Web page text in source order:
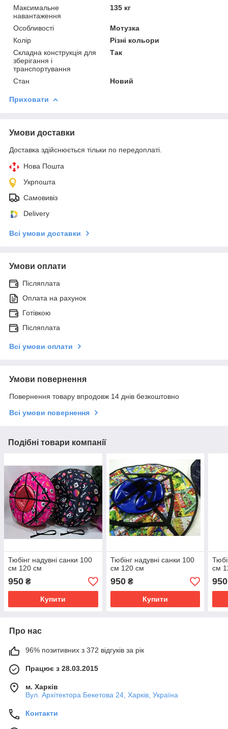
Максимальне
навантаження
135 кг
Особливості
Мотузка
Колір
Різні кольори
Складна конструкція для
зберігання і
транспортування
Так
Стан Новий
Приховати
Умови доставки
Доставка здійснюється тільки по передоплаті.
Нова Пошта
Укрпошта
Самовивіз
Delivery
Всі умови доставки
Умови оплати
Післяплата
Оплата на рахунок
Готівкою
Післяплата
Всі умови оплати
Умови повернення
Повернення товару впродовж 14 днів безкоштовно
Всі умови повернення
Подібні товари компанії
Тюбінг надувні санки 100
см 120 см
950 ₴
Купити
Тюбінг надувні санки 100
см 120 см
950₴
Купити
см
950
Про нас
96% позитивних з 372 відгуків за рік
Працює з 28.03.2015
м. Харків
Вул. Архітектора Бекетова 24, Харків, Україна
Контакти